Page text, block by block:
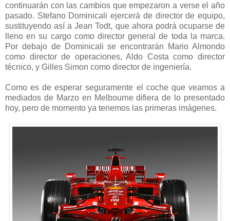
continuarán con las cambios que empezaron a verse el año
pasado. Stefano Dominicali ejercerá de director de equipo,
sustituyendo así a Jean Todt, que ahora podrá ocuparse de
lleno en su cargo como director general de toda la marca.
Por debajo de Dominicali se encontrarán Mario Almondo
como director de operaciones, Aldo Costa como director
técnico, y Gilles Simon como director de ingeniería.
Como es de esperar seguramente el coche que veamos a
mediados de Marzo en Melbourne difiera de lo presentado
hoy, pero de momento ya tenemos las primeras imágenes.